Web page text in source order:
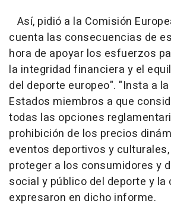
Así, pidió a la Comisión
cuenta las consecuencias de
hora de apoyar los esfuerzos
la integridad financiera y el
del deporte europeo". "Insta a
Estados miembros a que
todas las opciones
prohibición de los precios
eventos deportivos y
proteger a los consumidores y
social y público del deporte y la
expresaron en dicho informe.